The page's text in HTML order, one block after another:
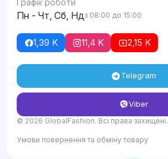
Пн - Чт, Сб, Ндз 08:00 до 15:00
1,39 K 11,4 K 2,15 K
Telegram
Viber
© 2026 GlobalFashion. Всі права захищені.
Умови повернення та обміну товару